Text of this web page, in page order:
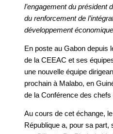
l’engagement du président
du renforcement de
développement
En poste au Gabon depuis
de la CEEAC et ses
une nouvelle équipe
prochain à Malabo, en
de la Conférence des chefs
Au cours de cet échange,
République a, pour sa part,